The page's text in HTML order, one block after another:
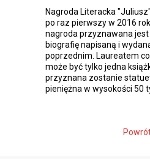
Nagroda Literacka
po raz pierwszy w 2016
nagroda przyznawana
biografię napisaną i
poprzednim. Laureatem
może być tylko jedna
przyznana zostanie
pieniężna w wysokości 50